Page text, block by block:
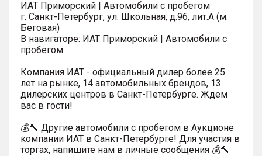
ИАТ Приморский | Автомобили с пробегом
г. Санкт-Петербург, ул. Школьная, д.96, лит.А (м.
Беговая)
В навигаторе: ИАТ Приморский | Автомобили с
пробегом
Компания ИАТ - официальный дилер более 25
лет на рынке, 14 автомобильных брендов, 13
дилерских центров в Санкт-Петербурге. Ждем
вас в гости!
💰🔨 Другие автомобили с пробегом в Аукционе
компании ИАТ в Санкт-Петербурге! Для участия в
торгах, напишите нам в личные сообщения 💰🔨